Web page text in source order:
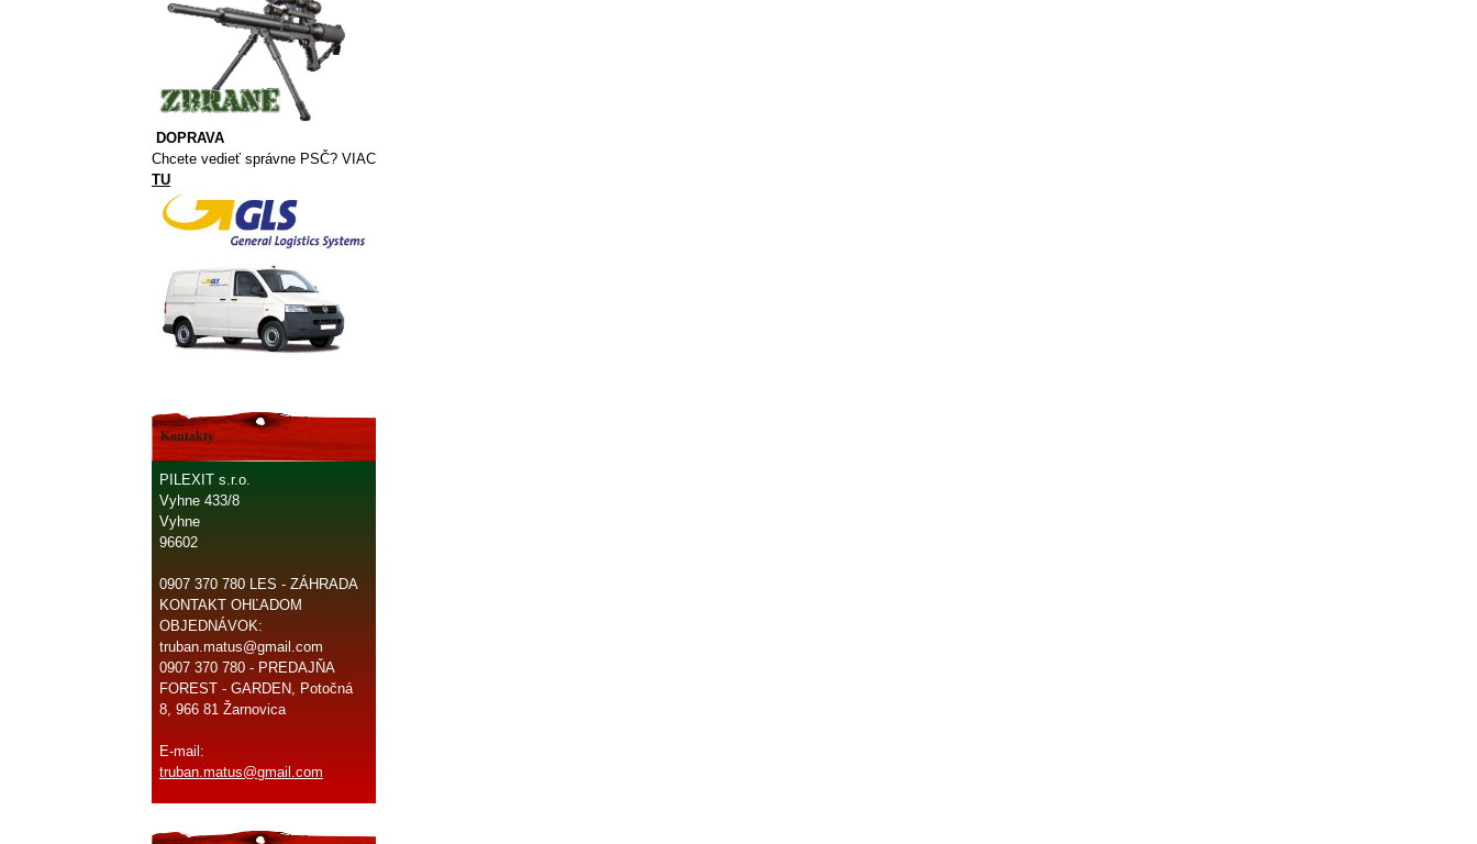
DOPRAVA
Chcete vedieť správne PSČ? VIAC
TU
Kontakty
PILEXIT s.r.o.
Vyhne 433/8
Vyhne
96602
0907 370 780 LES - ZÁHRADA
KONTAKT OHĽADOM
OBJEDNÁVOK:
truban.matus@gmail.com
0907 370 780 - PREDAJŇA
FOREST - GARDEN, Potočná
8, 966 81 Žarnovica
E-mail:
truban.matus@gmail.com